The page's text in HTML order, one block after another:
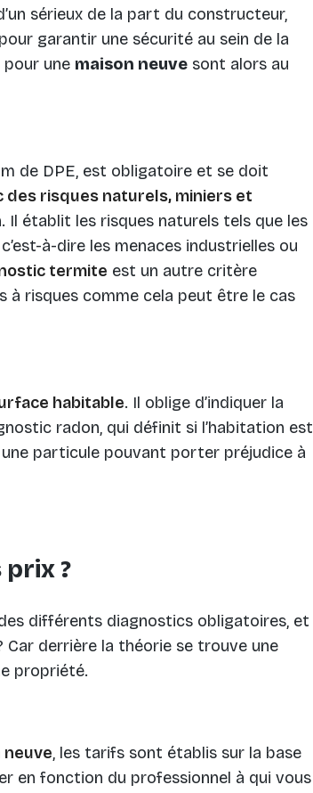
sérieux de la part du constructeur,
garantir une sécurité au sein de la
une maison neuve sont alors au
de DPE, est obligatoire et se doit
des risques naturels, miniers et
établit les risques naturels tels que les
à-dire les menaces industrielles ou
termite est un autre critère
à risques comme cela peut être le cas
habitable. Il oblige d’indiquer la
radon, qui définit si l’habitation est
particule pouvant porter préjudice à
prix ?
différents diagnostics obligatoires, et
Car derrière la théorie se trouve une
propriété.
, les tarifs sont établis sur la base
en fonction du professionnel à qui vous